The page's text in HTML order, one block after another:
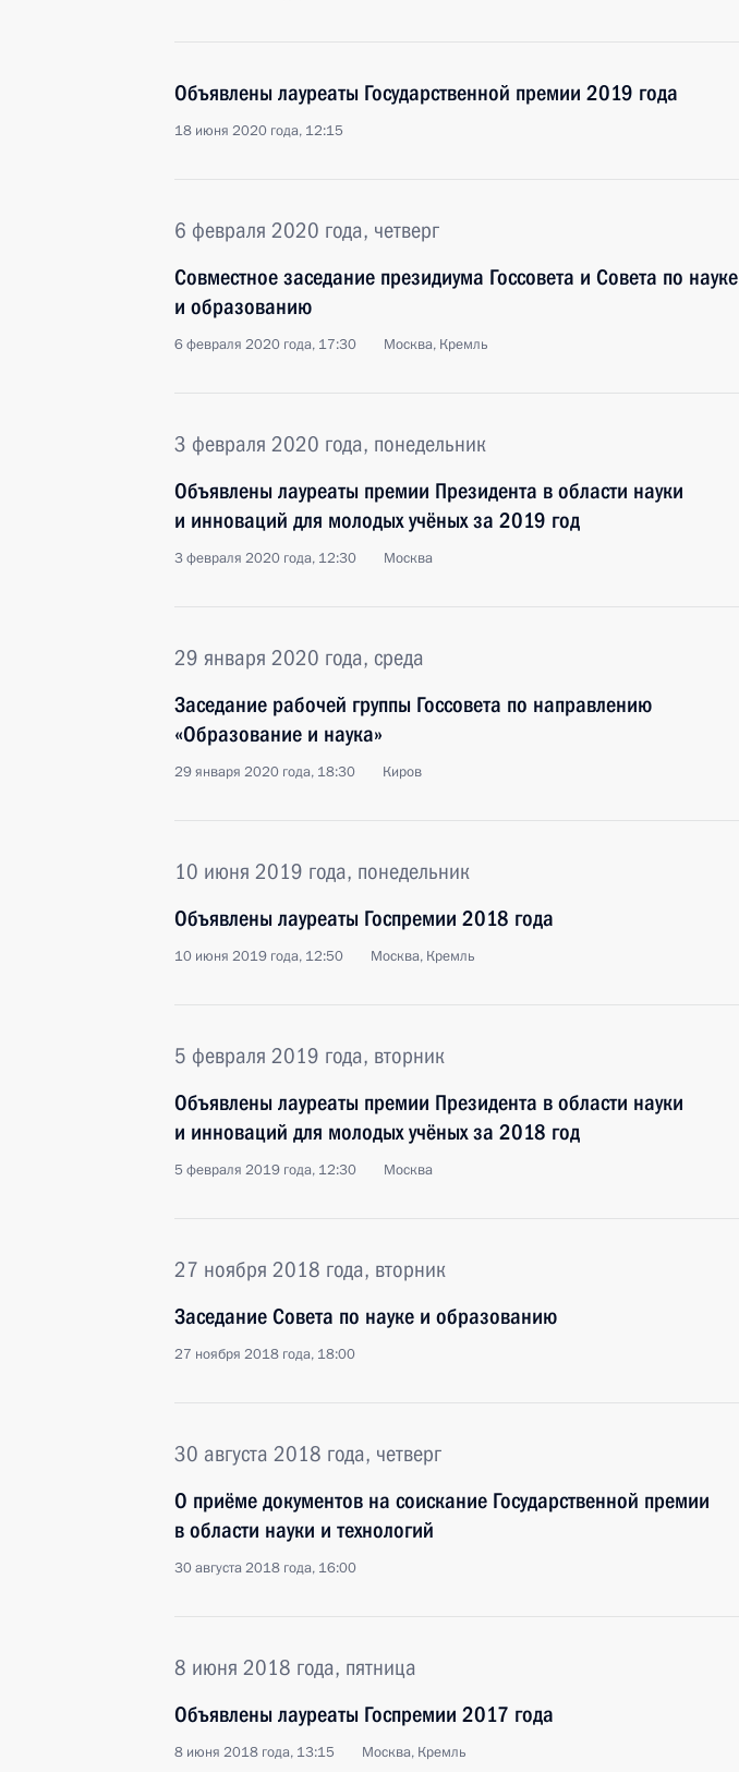
Объявлены лауреаты Государственной премии 2019 года
18 июня 2020 года, 12:15
6 февраля 2020 года, четверг
Совместное заседание президиума Госсовета и Совета по науке
и образованию
6 февраля 2020 года, 17:30 Москва, Кремль
3 февраля 2020 года, понедельник
Объявлены лауреаты премии Президента в области науки
и инноваций для молодых учёных за 2019 год
3 февраля 2020 года, 12:30 Москва
29 января 2020 года, среда
Заседание рабочей группы Госсовета по направлению
«Образование и наука»
29 января 2020 года, 18:30 Киров
10 июня 2019 года, понедельник
Объявлены лауреаты Госпремии 2018 года
10 июня 2019 года, 12:50 Москва, Кремль
5 февраля 2019 года, вторник
Объявлены лауреаты премии Президента в области науки
и инноваций для молодых учёных за 2018 год
5 февраля 2019 года, 12:30 Москва
27 ноября 2018 года, вторник
Заседание Совета по науке и образованию
27 ноября 2018 года, 18:00
30 августа 2018 года, четверг
О приёме документов на соискание Государственной премии
в области науки и технологий
30 августа 2018 года, 16:00
8 июня 2018 года, пятница
Объявлены лауреаты Госпремии 2017 года
8 июня 2018 года, 13:15 Москва, Кремль